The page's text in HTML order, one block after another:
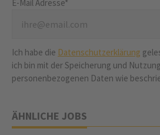
E-Mail Adresse*
Ich habe die Datenschutzerklärung
ich bin mit der Speicherung und
personenbezogenen Daten wie
ÄHNLICHE JOBS